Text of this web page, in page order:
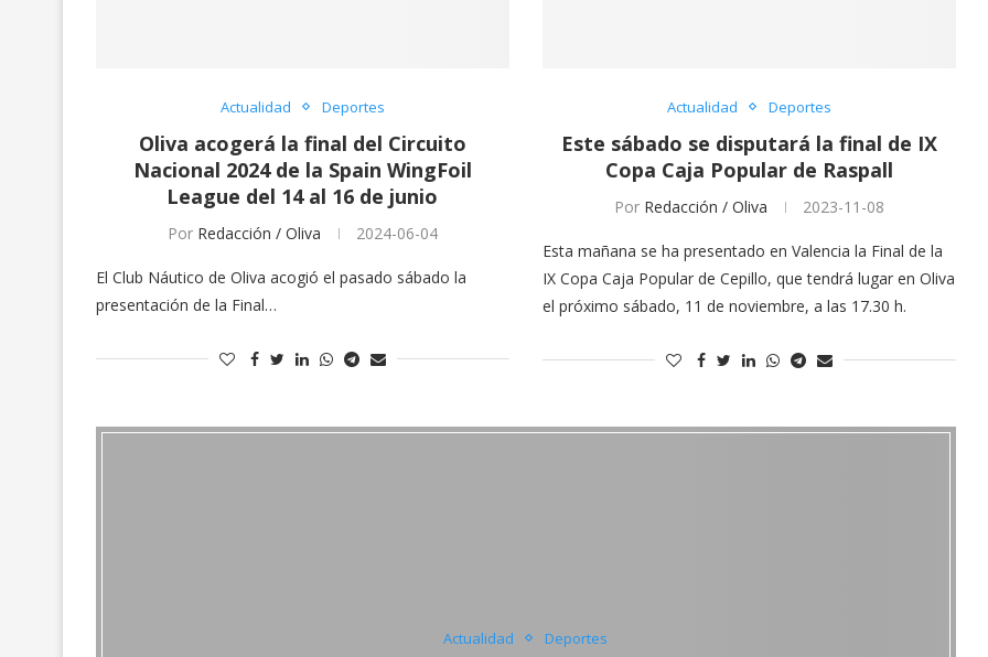
Actualidad Deportes
Oliva acogerá la final del Circuito
Nacional 2024 de la Spain WingFoil
League del 14 al 16 de junio
Por Redacción / Oliva 2024-06-04
El Club Náutico de Oliva acogió el pasado sábado la
presentación de la Final…
Actualidad Deportes
Este sábado se disputará la final de IX
Copa Caja Popular de Raspall
Por Redacción / Oliva 2023-11-08
Esta mañana se ha presentado en Valencia la Final de la
IX Copa Caja Popular de Cepillo, que tendrá lugar en Oliva
el próximo sábado, 11 de noviembre, a las 17.30 h.
Actualidad Deportes